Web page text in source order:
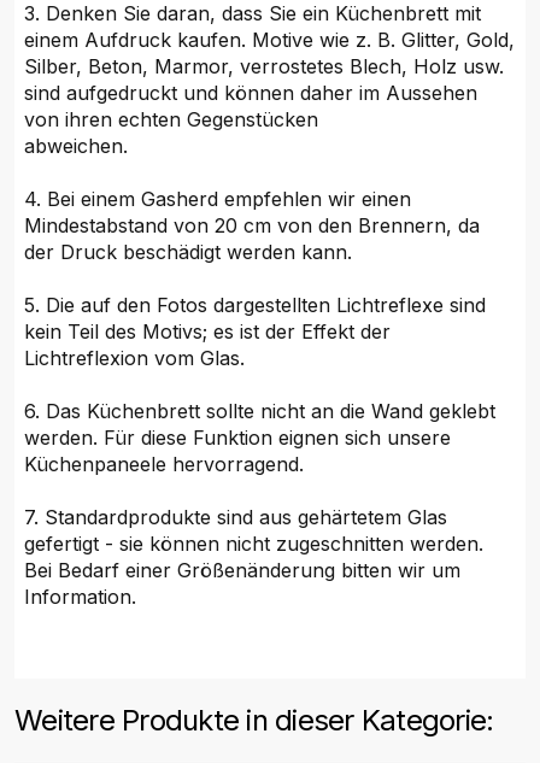
3. Denken Sie daran, dass Sie ein Küchenbrett mit
einem Aufdruck kaufen. Motive wie z. B. Glitter, Gold,
Silber, Beton, Marmor, verrostetes Blech, Holz usw.
sind aufgedruckt und können daher im Aussehen
von ihren echten Gegenstücken
abweichen.
4. Bei einem Gasherd empfehlen wir einen
Mindestabstand von 20 cm von den Brennern, da
der Druck beschädigt werden kann.
5. Die auf den Fotos dargestellten Lichtreflexe sind
kein Teil des Motivs; es ist der Effekt der
Lichtreflexion vom Glas.
6. Das Küchenbrett sollte nicht an die Wand geklebt
werden. Für diese Funktion eignen sich unsere
Küchenpaneele hervorragend.
7. Standardprodukte sind aus gehärtetem Glas
gefertigt - sie können nicht zugeschnitten werden.
Bei Bedarf einer Größenänderung bitten wir um
Information.
Weitere Produkte in dieser Kategorie: